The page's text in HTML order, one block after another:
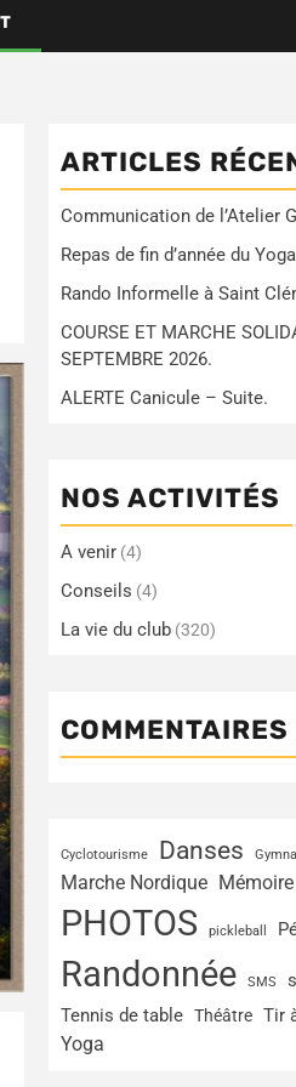
ARTICLES
Communication de l’Atelier
Repas de fin d’année du
Rando Informelle à Saint
COURSE ET MARCHE
SEPTEMBRE 2026.
ALERTE Canicule – Suite.
NOS ACTIVITÉS
A venir (4)
Conseils (4)
La vie du club (320)
Cyclotourisme Danses
Marche Nordique
PHOTOS pickleball
Randonnée SMS
Tennis de table Théâtre Tir
Yoga